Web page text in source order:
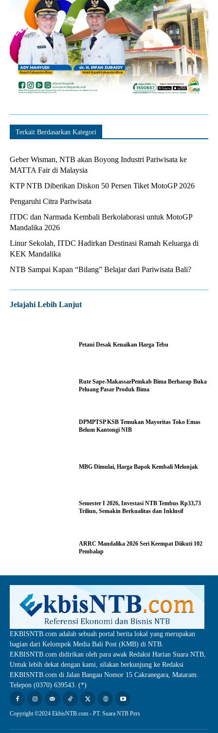
Terkait Berdasarkan Kategori
Geber Wisman, NTB akan Boyong Industri Pariwisata ke
MATTA Fair di Malaysia
KTP NTB Diberikan Diskon 50 Persen Tiket MotoGP 2026
Pengaruhi Citra Pariwisata
ITDC dan Narmada Kembali Berkolaborasi untuk MotoGP
Mandalika 2026
Linur Sekolah, ITDC Hadirkan Destinasi Ramah Keluarga di
KEK Mandalika
NTB Sampai Kapan “Bilang” Belajar dari Pariwisata Bali?
Jelajahi Lebih Lanjut
Petani Desak Kenaikan Harga Tebu
Rute Sape-MakassarPemkab Bima Berharap Buka
Peluang Pasar Produk Bima
DPMPTSP KSB Temukan Mayoritas Toko Emas
Belum Kantongi NIB
MBG Dimulai, Harga Bapok Kembali Melonjak
Semester I 2026, Investasi NTB Tembus Rp33,73
Triliun, Semakin Berkualitas dan Inklusif
ARRC Mandalika 2026 Seri Keempat Diikuti 102
Pembalap
EKBISNTB.com adalah sebuah portal berita lokal yang merupakan
bagian dari Kelompok Media Bali Post (KMB) di NTB.
EKBISNTB.com didirikan oleh para awak Redaksi Harian Suara NTB,
Untuk lebih dekat dengan kami, silakan berkunjung ke Redaksi
EKBISNTB.com di Jalan Bangau Nomor 15 Cakranegara, Mataram.
Telepon (0370) 639543. (*)
Copyright ©2024 EkbisNTB.com - PT. Suara NTB Pers